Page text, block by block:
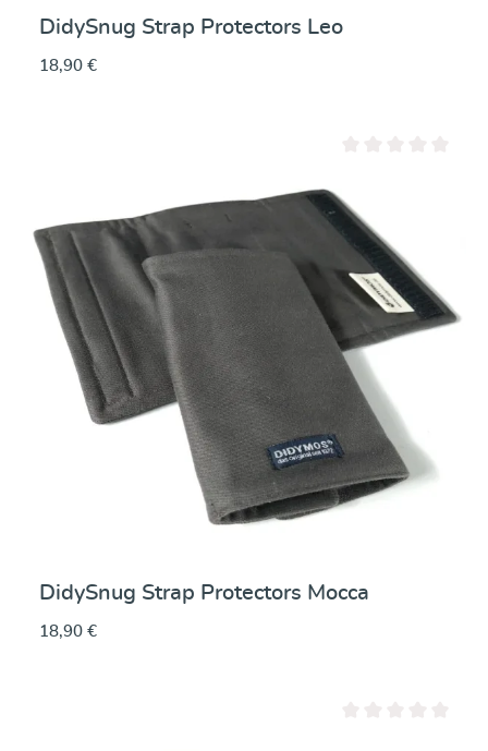
DidySnug Strap Protectors Leo
18,90 €
DidySnug Strap Protectors Mocca
18,90 €